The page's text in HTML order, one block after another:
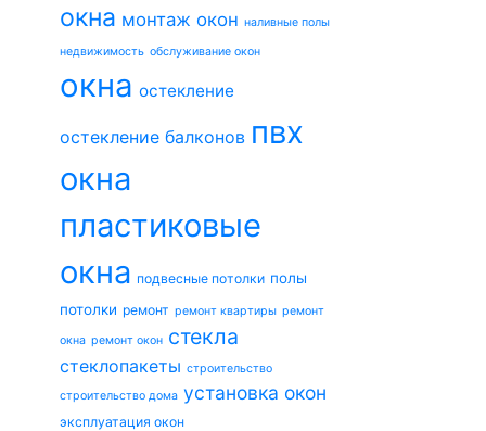
окна монтаж окон наливные полы
недвижимость обслуживание окон
окна остекление
остекление балконов пвх
окна
пластиковые
окна подвесные потолки полы
потолки ремонт ремонт квартиры ремонт
окна ремонт окон стекла
стеклопакеты строительство
строительство дома установка окон
эксплуатация окон